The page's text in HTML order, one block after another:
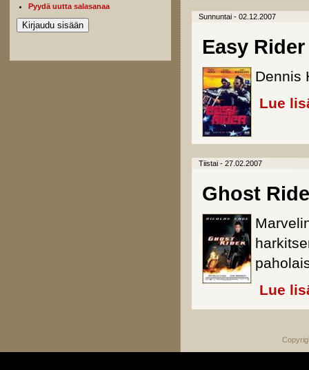
Pyydä uutta salasanaa
Sunnuntai - 02.12.2007
Easy
Dennis
Lue
Tiistai - 27.02.2007
Ghost
Lue